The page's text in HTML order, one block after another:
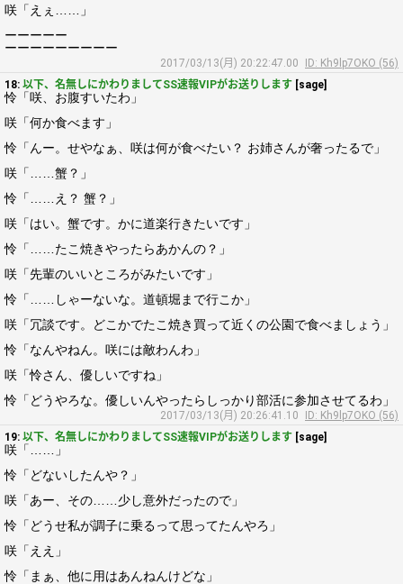
咲「えぇ……」
ーーーーー
ーーーーーーーーー
2017/03/13(月) 20:22:47.00
ID: Kh9lp7OKO (56)
18: 以下、名無しにかわりましてSS速報VIPがお送りします [sage]
怜「咲、お腹すいたわ」
咲「何か食べます」
怜「んー。せやなぁ、咲は何が食べたい？ お姉さんが奢ったるで」
咲「……蟹？」
怜「……え？ 蟹？」
咲「はい。蟹です。かに道楽行きたいです」
怜「……たこ焼きやったらあかんの？」
咲「先輩のいいところがみたいです」
怜「……しゃーないな。道頓堀まで行こか」
咲「冗談です。どこかでたこ焼き買って近くの公園で食べましょう」
怜「なんやねん。咲には敵わんわ」
咲「怜さん、優しいですね」
怜「どうやろな。優しいんやったらしっかり部活に参加させてるわ」
2017/03/13(月) 20:26:41.10
ID: Kh9lp7OKO (56)
19: 以下、名無しにかわりましてSS速報VIPがお送りします [sage]
咲「……」
怜「どないしたんや？」
咲「あー、その……少し意外だったので」
怜「どうせ私が調子に乗るって思ってたんやろ」
咲「ええ」
怜「まぁ、他に用はあんねんけどな」